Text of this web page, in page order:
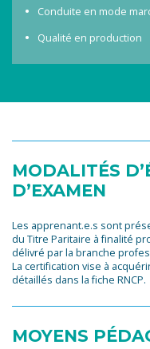
Conduite en mode
Qualité en production
MODALITÉS
D’EXAMEN
Les apprenant.e.s sont
du Titre Paritaire à finalité
délivré par la branche
La certification vise à
détaillés dans la fiche RNCP.
MOYENS